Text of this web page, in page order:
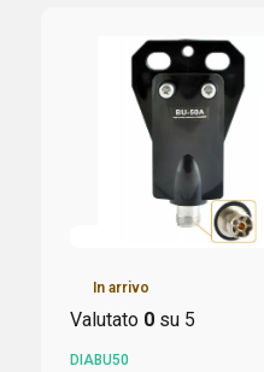
In arrivo
Valutato 0su 5
DIABU50